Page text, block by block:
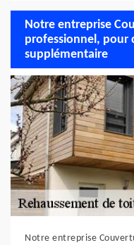
Notre entreprise
professionnel, pour
supplémentaire
Notre entreprise